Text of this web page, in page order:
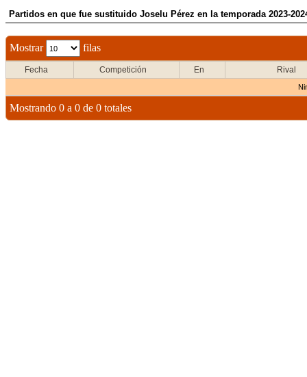
Partidos en que fue sustituido Joselu Pérez en la temporada 2023-
Mostrar filas
Fecha Competición En Rival
Mostrando 0 a 0 de 0 totales